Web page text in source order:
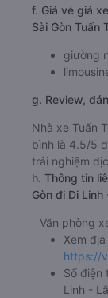
f. Giá vé giá
Sài Gòn Tuấn
giường
g. Review,
Nhà xe Tuấn
bình là 4.5/5
trải nghiệm
h. Thông tin
Gòn đi Di
Văn phòng
Xem
https://
Số điện
Linh -